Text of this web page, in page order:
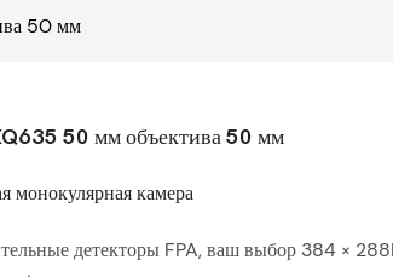
50 мм
50 мм объектива 50 мм
монокулярная камера
детекторы FPA, ваш выбор 384 ×